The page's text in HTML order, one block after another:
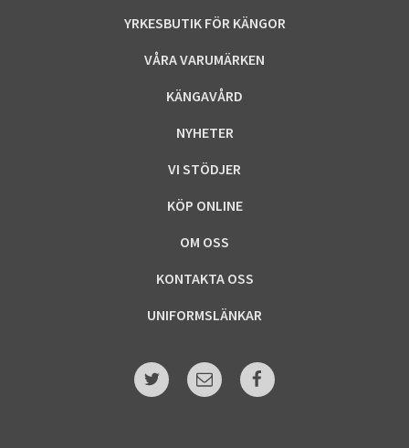
YRKESBUTIK FÖR KÄNGOR
VÅRA VARUMÄRKEN
KÄNGAVÅRD
NYHETER
VI STÖDJER
KÖP ONLINE
OM OSS
KONTAKTA OSS
UNIFORMSLÄNKAR
TwitterE-
post
Facebook